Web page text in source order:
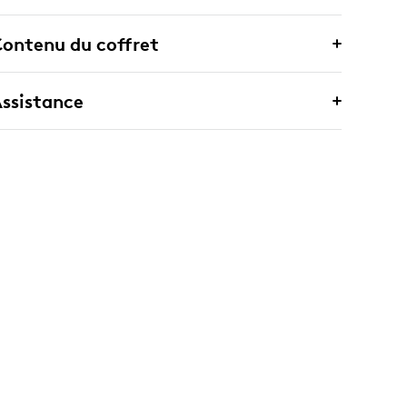
du coffret